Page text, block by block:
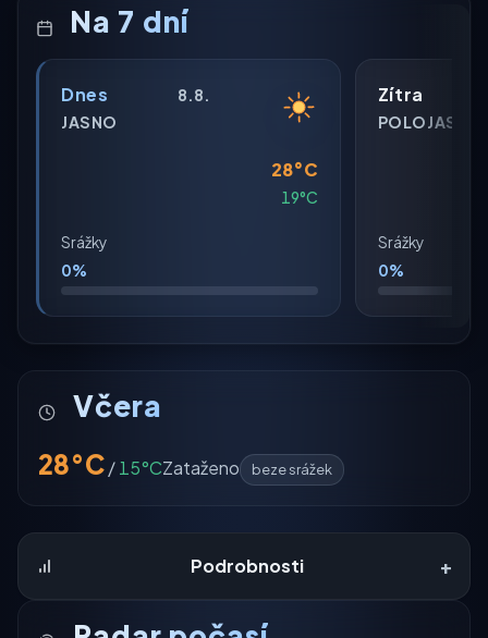
Na 7 dní
Dnes
8.8.
JASNO
28°C
19°C
Srážky
0%
Zítra
POLOJASNO
Srážky
0%
Včera
28°C/15°CZataženo beze srážek
Podrobnosti +